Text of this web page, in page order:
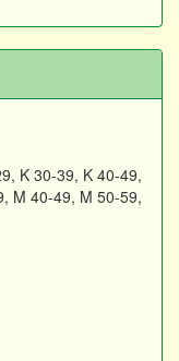
K 30-39, K 40-49,
M 40-49, M 50-59,